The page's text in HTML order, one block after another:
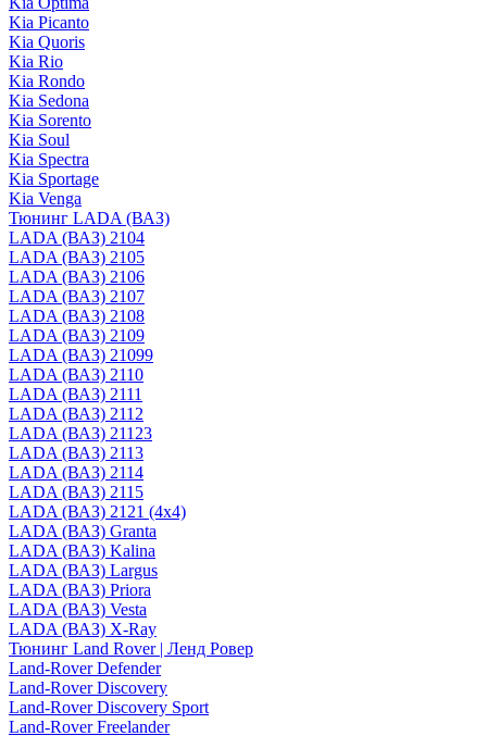
Kia Picanto
Kia Quoris
Kia Rio
Kia Rondo
Kia Sedona
Kia Sorento
Kia Soul
Kia Spectra
Kia Sportage
Kia Venga
Тюнинг LADA (ВАЗ)
LADA (ВАЗ) 2104
LADA (ВАЗ) 2105
LADA (ВАЗ) 2106
LADA (ВАЗ) 2107
LADA (ВАЗ) 2108
LADA (ВАЗ) 2109
LADA (ВАЗ) 21099
LADA (ВАЗ) 2110
LADA (ВАЗ) 2111
LADA (ВАЗ) 2112
LADA (ВАЗ) 21123
LADA (ВАЗ) 2113
LADA (ВАЗ) 2114
LADA (ВАЗ) 2115
LADA (ВАЗ) 2121 (4x4)
LADA (ВАЗ) Granta
LADA (ВАЗ) Kalina
LADA (ВАЗ) Largus
LADA (ВАЗ) Priora
LADA (ВАЗ) Vesta
LADA (ВАЗ) X-Ray
Тюнинг Land Rover | Ленд Ровер
Land-Rover Defender
Land-Rover Discovery
Land-Rover Discovery Sport
Land-Rover Freelander